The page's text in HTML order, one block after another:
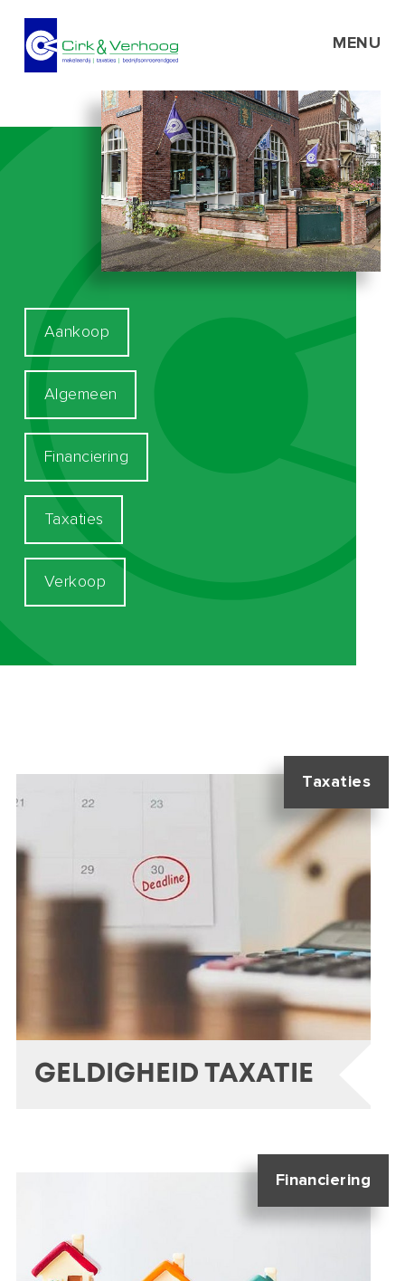
MENU
Aankoop
Algemeen
Financiering
Taxaties
Verkoop
Taxaties
GELDIGHEID TAXATIE
Financiering